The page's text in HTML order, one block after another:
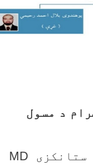
د مسول
MD